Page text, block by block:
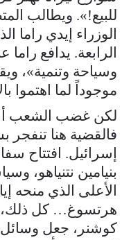
للبيع!». ويطالب
الوزراء إيدي راما
الرابعة. يدافع
وسياحة وتنمية»،
موجوداً لما اهتموا
لكن غضب الشعب
فالقضية هنا
إسرائيل. افتتاح
بنيامين نتنياهو،
الأعلى الذي منحه
هرتسوغ… كل
كوشنر، جعل